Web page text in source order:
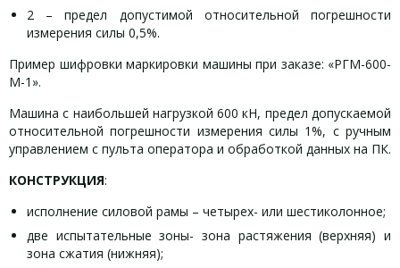
2 – предел допустимой относительной погрешности
измерения силы 0,5%.
Пример шифровки маркировки машины при заказе: «РГМ-600-
М-1».
Машина с наибольшей нагрузкой 600 кН, предел допускаемой
относительной погрешности измерения силы 1%, с ручным
управлением с пульта оператора и обработкой данных на ПК.
КОНСТРУКЦИЯ:
исполнение силовой рамы – четырех- или шестиколонное;
две испытательные зоны- зона растяжения (верхняя) и
зона сжатия (нижняя);